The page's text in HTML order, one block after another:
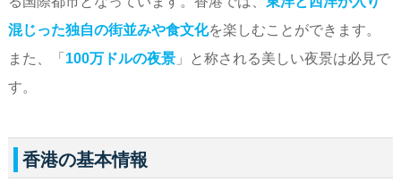
混じった独自の街並みや食文化を楽しむことができます。
また、「 100万ドルの夜景」と称される美しい夜景は必見で
す。
香港の基本情報